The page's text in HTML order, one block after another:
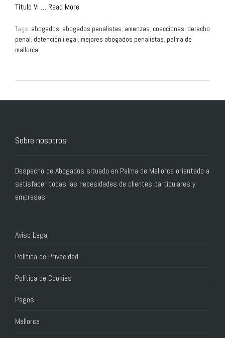
Título VI … Read More
Tags: abogados, abogados penalistas, amenzas, coacciones, derecho
penal, detención ilegal, mejores abogados penalistas, palma de
mallorca
Sobre nosotros:
Despacho de Abogados situado en Palma de Mallorca orientado a
satisfacer todas las necesidades de clientes particulares y
empresas.
Aviso Legal
Política de Privacidad
Política de Cookies
Pagos
Mallorca